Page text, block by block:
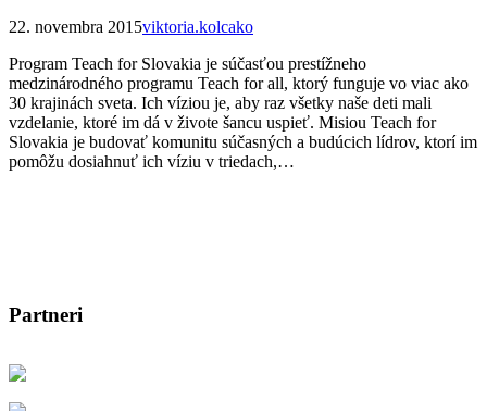
22. novembra 2015viktoria.kolcako
Program Teach for Slovakia je súčasťou prestížneho
medzinárodného programu Teach for all, ktorý funguje vo viac ako
30 krajinách sveta. Ich víziou je, aby raz všetky naše deti mali
vzdelanie, ktoré im dá v živote šancu uspieť. Misiou Teach for
Slovakia je budovať komunitu súčasných a budúcich lídrov, ktorí im
pomôžu dosiahnuť ich víziu v triedach,…
Partneri